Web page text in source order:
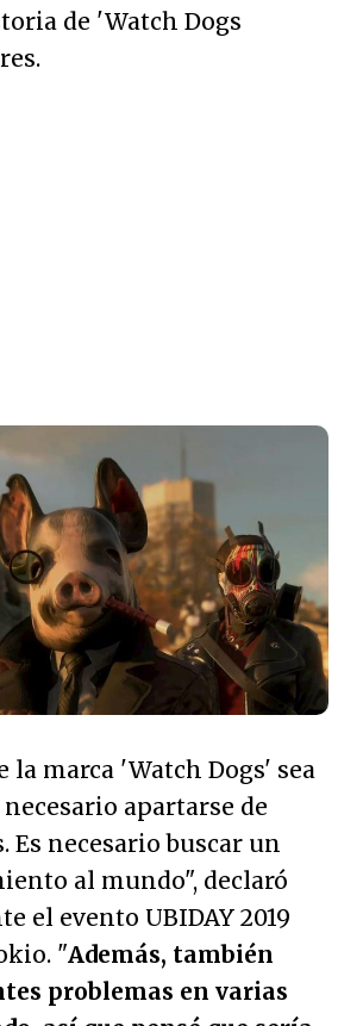
de 'Watch Dogs
la marca 'Watch Dogs' sea
apartarse de
Es necesario buscar un
al mundo", declaró
el evento UBIDAY 2019
"Además, también
problemas en varias